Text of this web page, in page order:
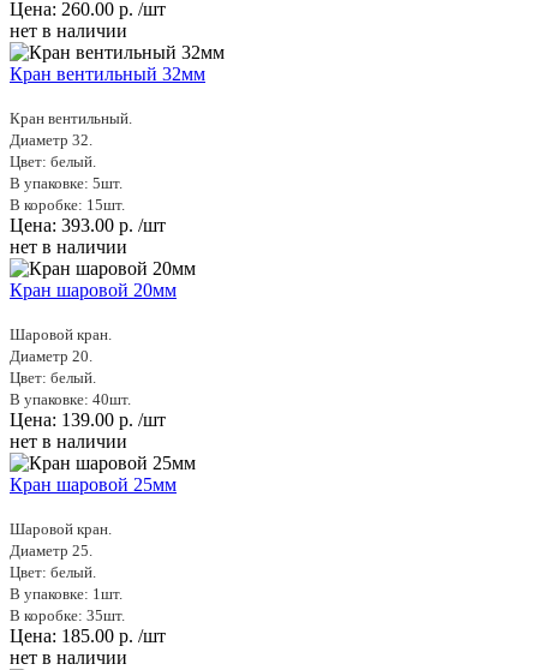
Цена: 260.00 р. /шт
нет в наличии
Кран вентильный 32мм
Кран вентильный.
Диаметр 32.
Цвет: белый.
В упаковке: 5шт.
В коробке: 15шт.
Цена: 393.00 р. /шт
нет в наличии
Кран шаровой 20мм
Шаровой кран.
Диаметр 20.
Цвет: белый.
В упаковке: 40шт.
Цена: 139.00 р. /шт
нет в наличии
Кран шаровой 25мм
Шаровой кран.
Диаметр 25.
Цвет: белый.
В упаковке: 1шт.
В коробке: 35шт.
Цена: 185.00 р. /шт
нет в наличии